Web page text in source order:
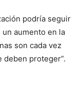
podría seguir
aumento en la
son cada vez
deben proteger”.